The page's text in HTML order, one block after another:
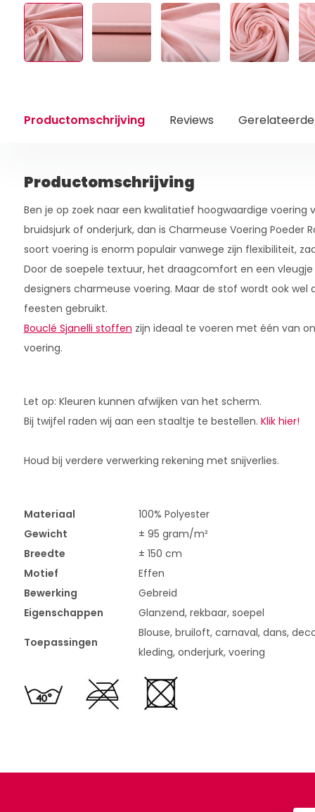
Productomschrijving Reviews
Productomschrijving
Ben je op zoek naar een kwalitatief hoogwaardige voering
bruidsjurk of onderjurk, dan is Charmeuse Voering Poeder
soort voering is enorm populair vanwege zijn flexibiliteit,
Door de soepele textuur, het draagcomfort en een vleugje
designers charmeuse voering. Maar de stof wordt ook wel
feesten gebruikt.
Bouclé Sjanelli stoffen zijn ideaal te voeren met één van
voering.
Let op: Kleuren kunnen afwijken van het scherm.
Bij twijfel raden wij aan een staaltje te bestellen. Klik hier!
Houd bij verdere verwerking rekening met snijverlies.
Materiaal
100% Polyester
Gewicht
± 95 gram/m²
Breedte
± 150 cm
Motief
Effen
Bewerking
Gebreid
Eigenschappen
Glanzend, rekbaar, soepel
Toepassingen
Blouse, bruiloft, carnaval, dans,
kleding, onderjurk, voering